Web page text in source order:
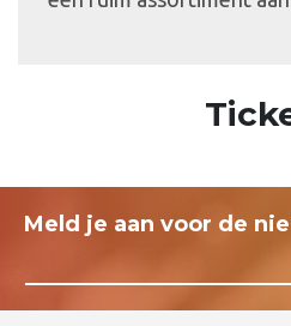
Meld je aan voor de